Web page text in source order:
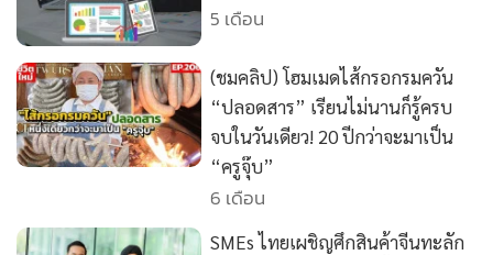
5 เดือน
(ชมคลิป) โฮมเมดไส้กรอกรมควัน
“ปลอดสาร” เรียนไม่นานก็รู้ครบ
จบในวันเดียว! 20 ปีกว่าจะมาเป็น
“ครูจุ๊บ”
6 เดือน
SMEs ไทยเผชิญศึกสินค้าจีนทะลัก